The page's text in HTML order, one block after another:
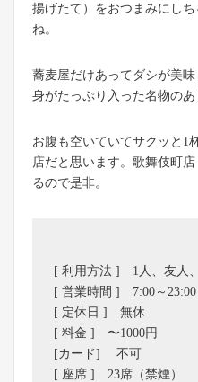
揚げたて）をおつまみにし
ね。
蕎麦屋だけあってダシが美
身がたっぷり入った名物のあ
お腹も空いていてサクッと1
店だと思います。歌舞伎町
るので是非。
[ 利用方法 ] 1人、友人
[ 営業時間 ] 7:00～23:00
[ 定休日 ] 無休
[ 料金 ] 〜1000円
[カード] 不可
[ 座席 ] 23席（禁煙）